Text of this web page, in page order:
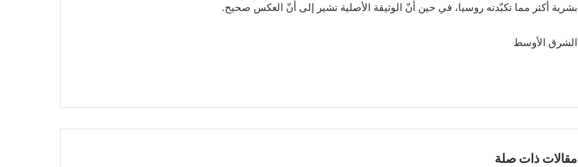
بشرية أكثر مما تكبّدته روسيا، في حين أنّ الوثيقة الأصلية تشير إلى أنّ العكس صحيح.
الشرق الأوسط
مقالات ذات صلة